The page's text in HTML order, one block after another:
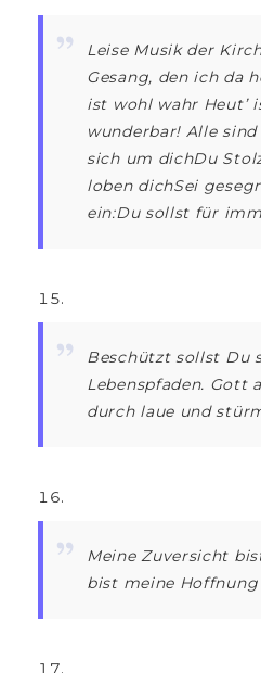
Leise Musik der
Gesang, den ich da
ist wohl wahr Heut’
wunderbar! Alle
sich um dichDu
loben dichSei
ein:Du sollst für
Beschützt sollst Du
Lebenspfaden. Gott
durch laue und
Meine Zuversicht
bist meine Hoffnung